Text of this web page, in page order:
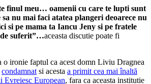
finul meu… oamenii cu care te lupti sunt
nu mai faci atatea plangeri deoarece nu
si pe mama ta Iancu Jeny si pe fratele
de suferit”…aceasta discutie poate fi
o ironie faptul ca acest domn Liviu Dragnea
condamnat si acesta a primit cea mai înaltă
Evreiesc European, fara ca aceasta institutie